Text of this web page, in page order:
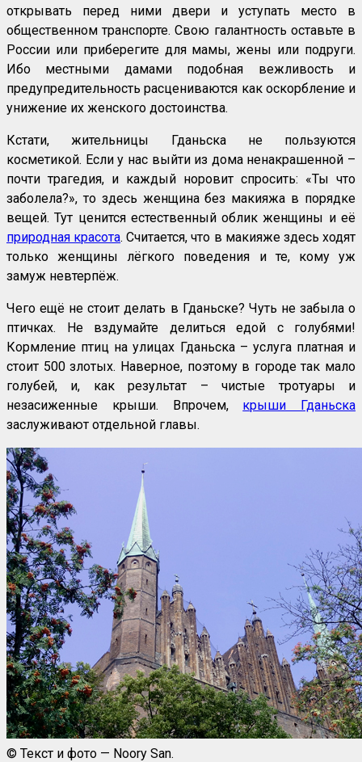
открывать перед ними двери и уступать место в
общественном транспорте. Свою галантность оставьте в
России или приберегите для мамы, жены или подруги.
Ибо местными дамами подобная вежливость и
предупредительность расцениваются как оскорбление и
унижение их женского достоинства.
Кстати, жительницы Гданьска не пользуются
косметикой. Если у нас выйти из дома ненакрашенной –
почти трагедия, и каждый норовит спросить: «Ты что
заболела?», то здесь женщина без макияжа в порядке
вещей. Тут ценится естественный облик женщины и её
природная красота. Считается, что в макияже здесь ходят
только женщины лёгкого поведения и те, кому уж
замуж невтерпёж.
Чего ещё не стоит делать в Гданьске? Чуть не забыла о
птичках. Не вздумайте делиться едой с голубями!
Кормление птиц на улицах Гданьска – услуга платная и
стоит 500 злотых. Наверное, поэтому в городе так мало
голубей, и, как результат – чистые тротуары и
незасиженные крыши. Впрочем, крыши Гданьска
заслуживают отдельной главы.
© Текст и фото — Noory San.